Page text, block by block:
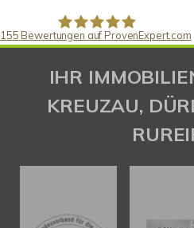
Gaspar
155 Bewertungen auf ProvenExpert.com
IHR
KREUZAU,